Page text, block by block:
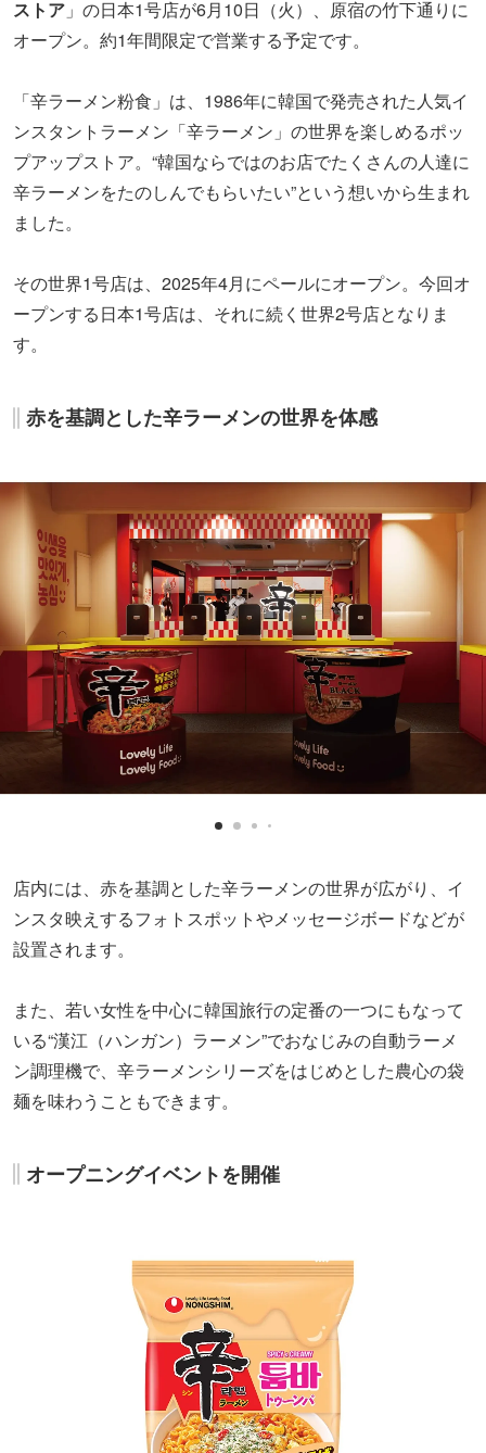
ストア 」の日本1号店が6月10日（火）、原宿の竹下通りに
オープン。約1年間限定で営業する予定です。
「辛ラーメン粉食」は、1986年に韓国で発売された人気イ
ンスタントラーメン「辛ラーメン」の世界を楽しめるポッ
プアップストア。“韓国ならではのお店でたくさんの人達に
辛ラーメンをたのしんでもらいたい”という想いから生まれ
ました。
その世界1号店は、2025年4月にペールにオープン。今回オ
ープンする日本1号店は、それに続く世界2号店となりま
す。
赤を基調とした辛ラーメンの世界を体感
店内には、赤を基調とした辛ラーメンの世界が広がり、イ
ンスタ映えするフォトスポットやメッセージボードなどが
設置されます。
また、若い女性を中心に韓国旅行の定番の一つにもなって
いる“漢江（ハンガン）ラーメン”でおなじみの自動ラーメ
ン調理機で、辛ラーメンシリーズをはじめとした農心の袋
麺を味わうこともできます。
オープニングイベントを開催